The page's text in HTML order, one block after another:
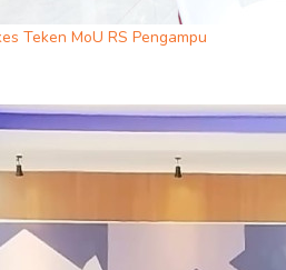
Teken MoU RS Pengampu